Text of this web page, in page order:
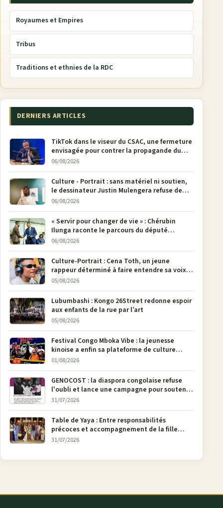
Royaumes et Empires
Tribus
Traditions et ethnies de la RDC
DERNIERS ARTICLES
TikTok dans le viseur du CSAC, une fermeture
envisagée pour contrer la propagande du
M23
06/08/2026
Culture - Portrait : sans matériel ni soutien,
le dessinateur Justin Mulengera refuse de
poser son crayon
06/08/2026
« Servir pour changer de vie » : Chérubin
Ilunga raconte le parcours du député
national Jethro Muyombi Tshimbu en 137
06/08/2026
Culture-Portrait : Cena Toth, un jeune
rappeur déterminé à faire entendre sa voix à
Bunia
05/08/2026
Lubumbashi : Kongo 26Street redonne espoir
aux enfants de la rue par l’art
05/08/2026
Festival Congo Mboka Vibe : la jeunesse
kinoise a enfin sa plateforme de culture
urbaine
01/08/2026
GENOCOST : la diaspora congolaise refuse
l'oubli et lance une campagne pour soutenir
la pétition FONAREV depuis Bruxelles
31/07/2026
Table de Yaya : Entre responsabilités
précoces et accompagnement de la fille
aînée, la diaspora en débat
31/07/2026